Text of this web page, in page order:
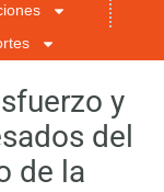
y
del
de la